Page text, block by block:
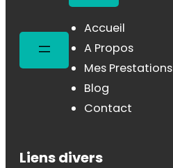
Accueil
A Propos
Mes Prestations
Blog
Contact
Liens divers